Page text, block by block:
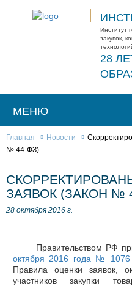
Институт
закупок,
28
МЕНЮ
Главная Новости
№ 44-ФЗ)
ЗАЯВОК (ЗАКОН №
28 октября 2016 г.
Правительством РФ
октября 2016 года № 1076
Правила оценки заявок,
участников закупки